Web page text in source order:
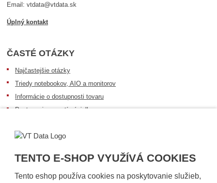
TENTO E-SHOP VYUŽÍVÁ COOKIES
Tento eshop používa cookies na poskytovanie služieb,
Email: vtdata@vtdata.sk
Úplný kontakt
ČASTÉ OTÁZKY
Najčastejšie otázky
Triedy notebookov, AIO a monitorov
Informácie o dostupnosti tovaru
Postup pri prevzatí zásielky
Sledovanie zásielok